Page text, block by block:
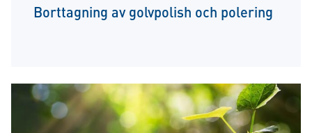
Borttagning av golvpolish och polering